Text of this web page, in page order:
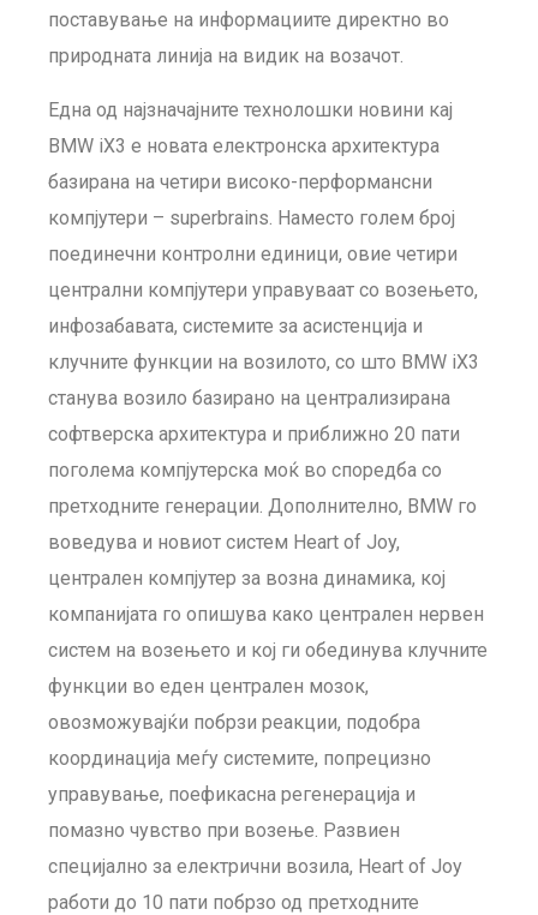
поставување на информациите директно во
природната линија на видик на возачот.
Една од најзначајните технолошки новини кај
BMW iX3 е новата електронска архитектура
базирана на четири високо-перформансни
компјутери – superbrains. Наместо голем број
поединечни контролни единици, овие четири
централни компјутери управуваат со возењето,
инфозабавата, системите за асистенција и
клучните функции на возилото, со што BMW iX3
станува возило базирано на централизирана
софтверска архитектура и приближно 20 пати
поголема компјутерска моќ во споредба со
претходните генерации. Дополнително, BMW го
воведува и новиот систем Heart of Joy,
централен компјутер за возна динамика, кој
компанијата го опишува како централен нервен
систем на возењето и кој ги обединува клучните
функции во еден централен мозок,
овозможувајќи побрзи реакции, подобра
координација меѓу системите, попрецизно
управување, поефикасна регенерација и
помазно чувство при возење. Развиен
специјално за електрични возила, Heart of Joy
работи до 10 пати побрзо од претходните